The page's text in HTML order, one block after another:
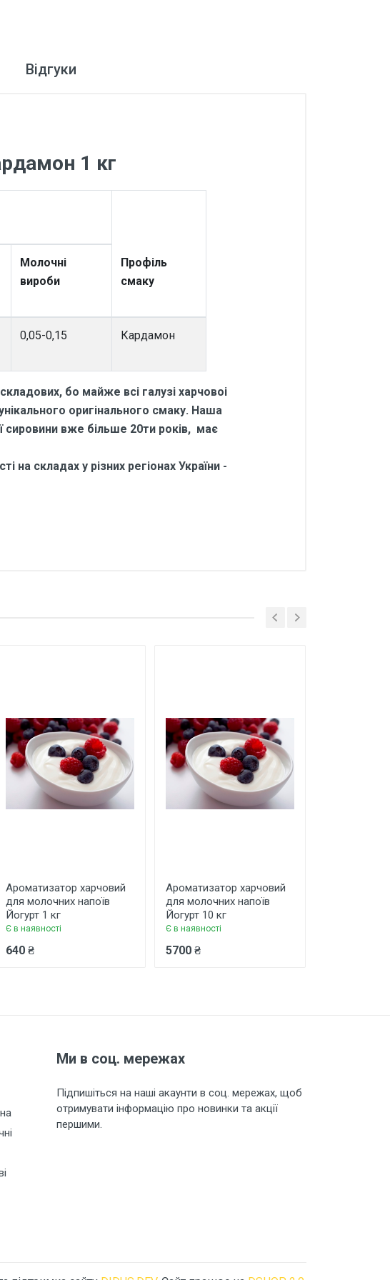
Відгуки
1 кг
Профіль
смаку
Молочні
вироби
0,05-0,15 Кардамон
бо майже всі галузі харчовоі
оригінального смаку. Наша
сировини вже більше 20ти років, має
на складах у різних регіонах України -
Ароматизатор харчовий
для молочних напоїв
Йогурт 1 кг
Є в наявності
640 ₴
Ароматизатор харчовий
для молочних напоїв
Йогурт 10 кг
Є в наявності
5700 ₴
Ми в соц. мережах
Підпишіться на наші акаунти в соц. мережах, щоб
отримувати інформацію про новинки та акції
першими.